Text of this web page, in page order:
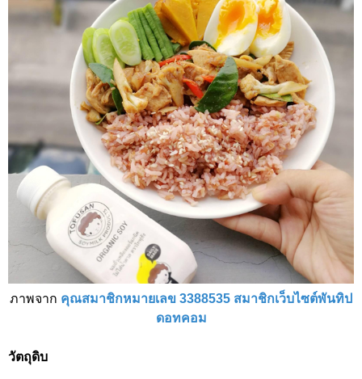
ภาพจาก คุณสมาชิกหมายเลข 3388535 สมาชิกเว็บไซต์พันทิป
ดอทคอม
วัตถุดิบ